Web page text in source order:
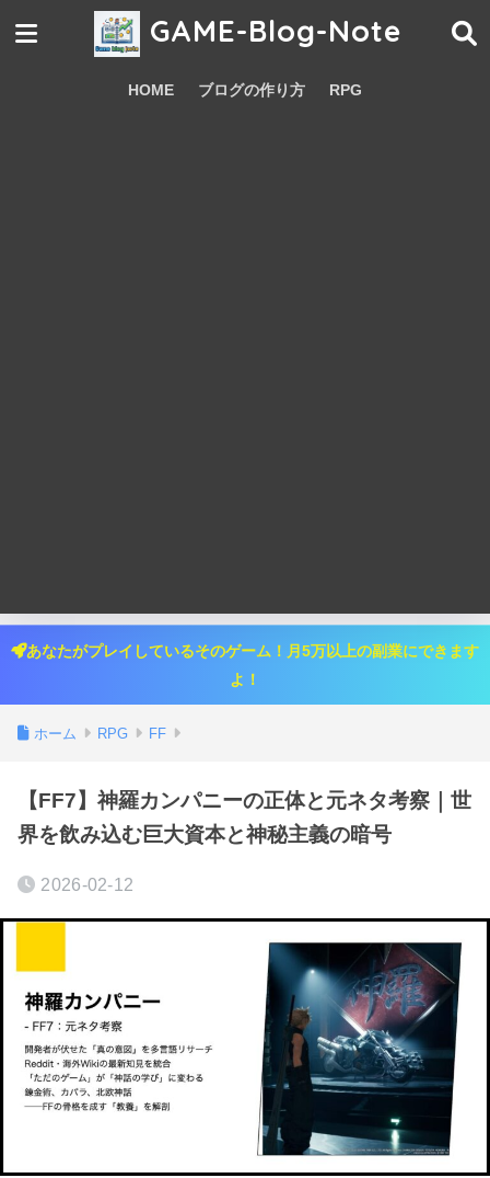
GAME-Blog-Note
HOME ブログの作り方 RPG
あなたがプレイしているそのゲーム！月5万以上の副業にできます
よ！
ホーム RPG FF
【FF7】神羅カンパニーの正体と元ネタ考察｜世
界を飲み込む巨大資本と神秘主義の暗号
2026-02-12